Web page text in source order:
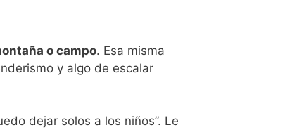
o campo. Esa misma
y algo de escalar
dejar solos a los niños”. Le